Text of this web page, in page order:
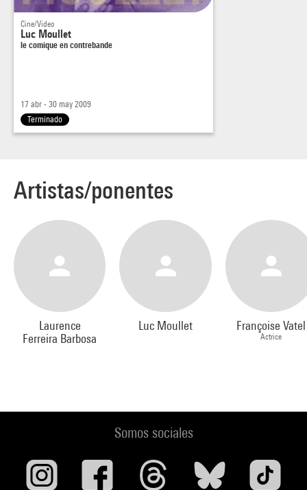
Cine/Video
Luc Moullet
le comique en contrebande
17 abr - 30 may 2009
Terminado
Artistas/ponentes
Laurence
Ferreira Barbosa
Luc Moullet Françoise Vatel
Actrice
Somos sociales